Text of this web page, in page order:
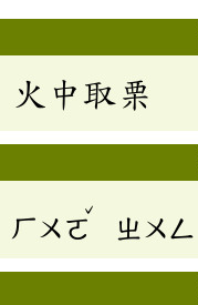
火中取栗
ㄏㄨㄛ
ˇ
ㄓㄨㄥ